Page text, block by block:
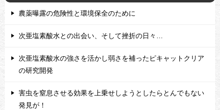
農薬曝露の危険性と環境保全のために
次亜塩素酸水との出会い、そして挫折の日々…
次亜塩素酸水の強さを活かし弱さを補ったピキャットクリア
の研究開発
害虫を窒息させる効果を上乗せしようとしたらとんでもない
発見が！